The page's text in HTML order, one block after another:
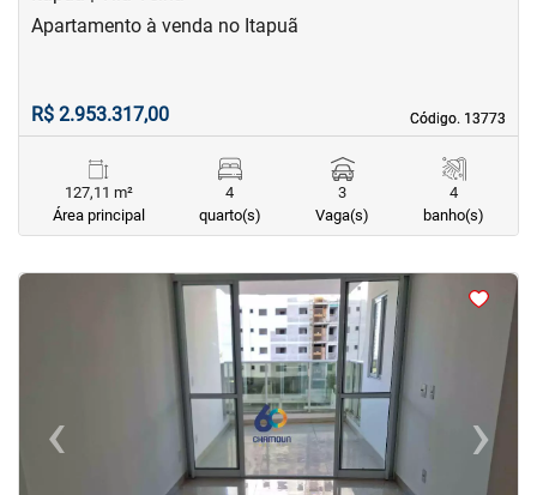
Código. 13773
Código. 13773
Apartamento à venda no Itapuã
R$ 2.953.317,00
127,11 m²
Área principal
4
quarto(s)
3
Vaga(s)
4
banho(s)
<
‹Previous ›Next